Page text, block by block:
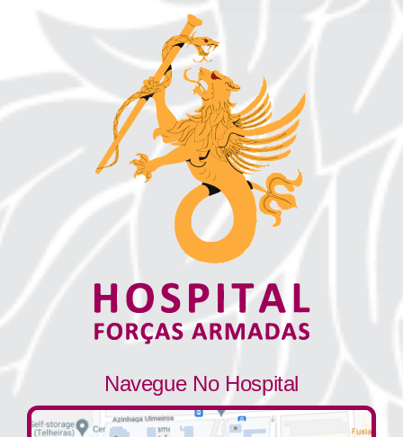
Navegue No Hospital